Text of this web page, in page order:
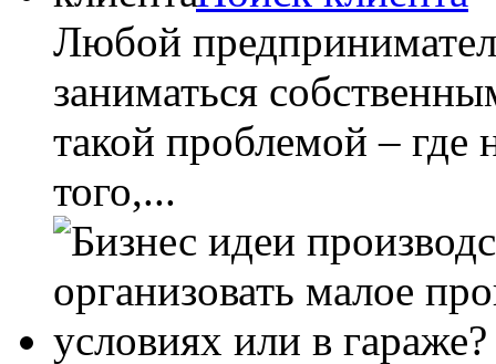
Любой
заниматься
такой проблемой – где
того,...